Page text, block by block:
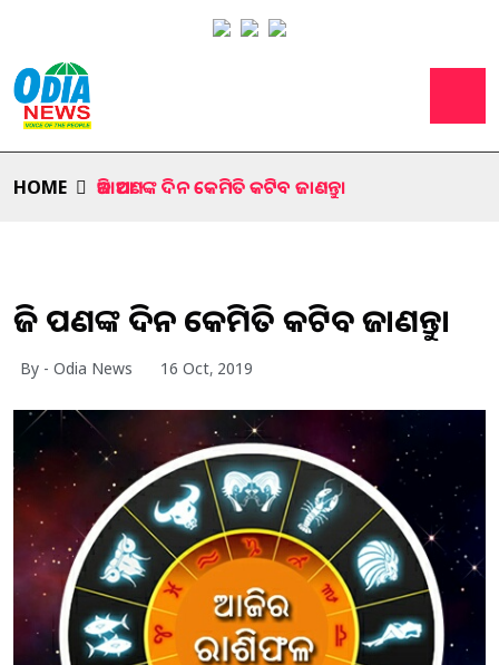
HOME ଆଜି ଆପଣଙ୍କ ଦିନ କେମିତି କଟିବ ଜାଣନ୍ତୁ।
ଆଜି ଆପଣଙ୍କ ଦିନ କେମିତି କଟିବ ଜାଣନ୍ତୁ।
By - Odia News 16 Oct, 2019